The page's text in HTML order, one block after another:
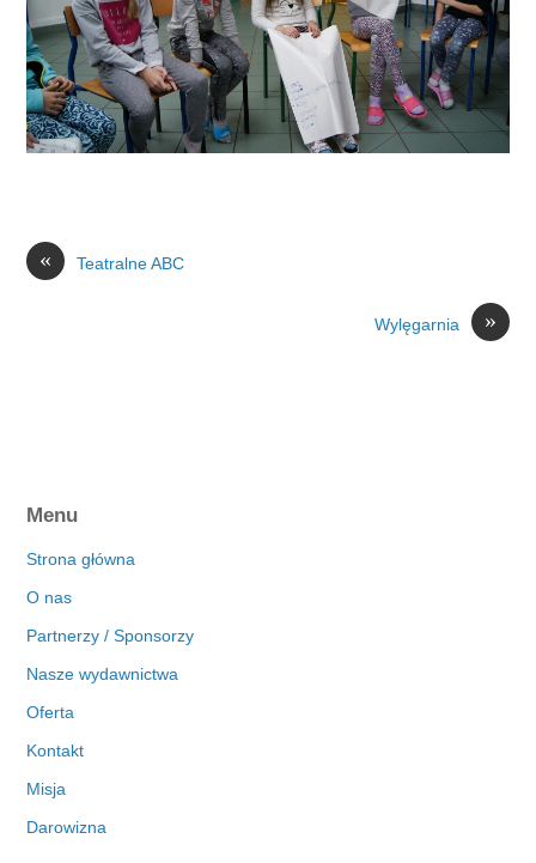
« Teatralne ABC
»
Wylęgarnia
Menu
Strona główna
O nas
Partnerzy / Sponsorzy
Nasze wydawnictwa
Oferta
Kontakt
Misja
Darowizna